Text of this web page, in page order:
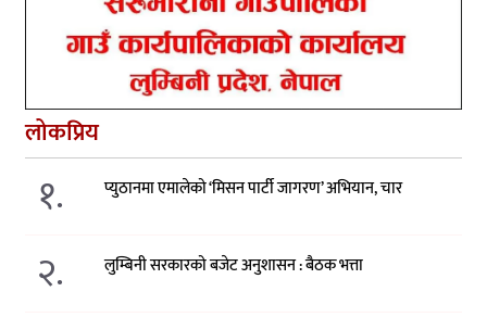
लोकप्रिय
१. प्युठानमा एमालेको ‘मिसन पार्टी जागरण’ अभियान, चार
२. लुम्बिनी सरकारको बजेट अनुशासन : बैठक भत्ता